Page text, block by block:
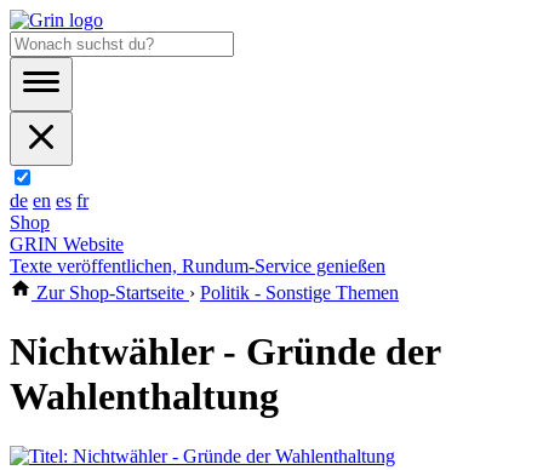
de en es fr
Shop
GRIN Website
Texte veröffentlichen, Rundum-Service genießen
Zur Shop-Startseite › Politik - Sonstige Themen
Nichtwähler - Gründe der
Wahlenthaltung